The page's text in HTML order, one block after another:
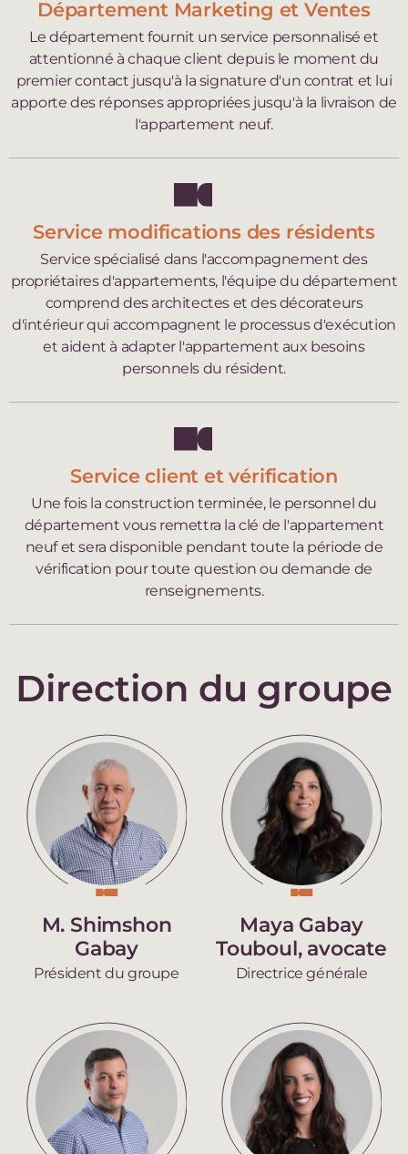
Département Marketing et Ventes
Le département fournit un service personnalisé et
attentionné à chaque client depuis le moment du
premier contact jusqu'à la signature d'un contrat et lui
apporte des réponses appropriées jusqu'à la livraison de
l'appartement neuf.
Service modifications des résidents
Service spécialisé dans l'accompagnement des
propriétaires d'appartements, l'équipe du département
comprend des architectes et des décorateurs
d'intérieur qui accompagnent le processus d'exécution
et aident à adapter l'appartement aux besoins
personnels du résident.
Service client et vérification
Une fois la construction terminée, le personnel du
département vous remettra la clé de l'appartement
neuf et sera disponible pendant toute la période de
vérification pour toute question ou demande de
renseignements.
Direction du groupe
M. Shimshon
Gabay
Président du groupe
Maya Gabay
Touboul, avocate
Directrice générale